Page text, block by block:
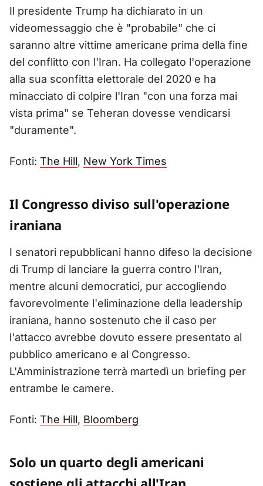
Il presidente Trump ha dichiarato in un
videomessaggio che è "probabile" che ci
saranno altre vittime americane prima della fine
del conflitto con l'Iran. Ha collegato l'operazione
alla sua sconfitta elettorale del 2020 e ha
minacciato di colpire l'Iran "con una forza mai
vista prima" se Teheran dovesse vendicarsi
"duramente".
Fonti: The Hill, New York Times
Il Congresso diviso sull'operazione
iraniana
I senatori repubblicani hanno difeso la decisione
di Trump di lanciare la guerra contro l'Iran,
mentre alcuni democratici, pur accogliendo
favorevolmente l'eliminazione della leadership
iraniana, hanno sostenuto che il caso per
l'attacco avrebbe dovuto essere presentato al
pubblico americano e al Congresso.
L'Amministrazione terrà martedì un briefing per
entrambe le camere.
Fonti: The Hill, Bloomberg
Solo un quarto degli americani